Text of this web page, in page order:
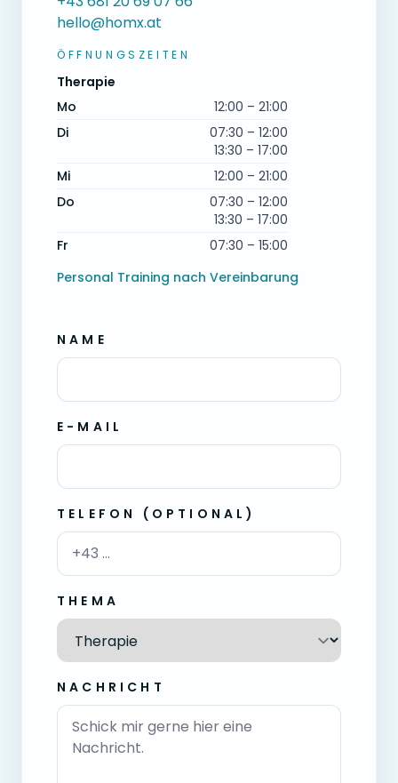
hello@homx.at
ÖFFNUNGSZEITEN
Therapie
Mo
12:00 – 21:00
Di
07:30 – 12:00
13:30 – 17:00
Mi
12:00 – 21:00
Do
07:30 – 12:00
13:30 – 17:00
Fr
07:30 – 15:00
Personal Training nach Vereinbarung
NAME
E-MAIL
TELEFON (OPTIONAL)
THEMA
NACHRICHT